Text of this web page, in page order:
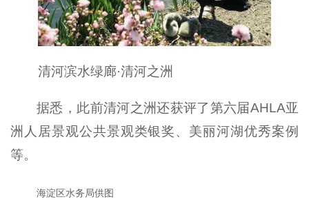
清河滨水绿廊·清河之洲
据悉，此前清河之洲还获评了第六届AHLA亚
洲人居景观公共景观类银奖、美丽河湖优秀案例
等。
海淀区水务局供图